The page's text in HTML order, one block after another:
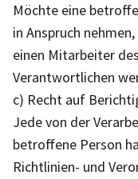
Möchte eine
in Anspruch
einen Mitarbeiter
Verantwortlichen
c) Recht auf
Jede von der
betroffene Person
Richtlinien- und